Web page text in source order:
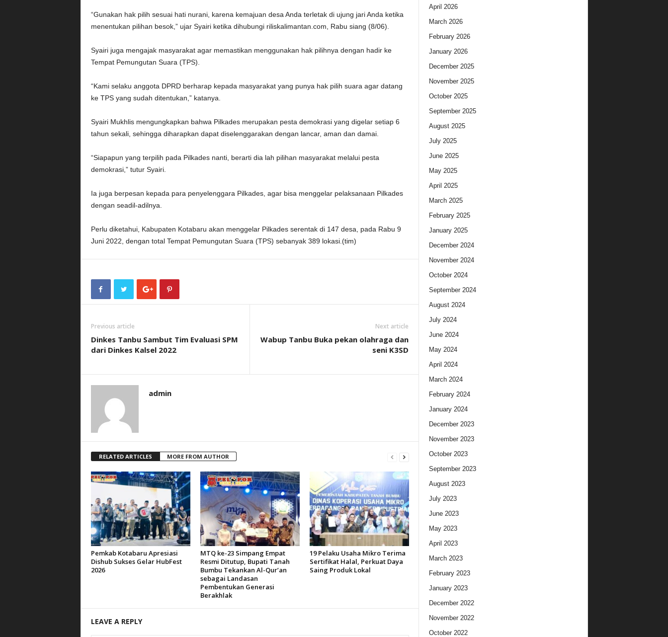
“Gunakan hak pilih sesuai hati nurani, karena kemajuan desa Anda terletak di ujung jari Anda ketika
menentukan pilihan besok,” ujar Syairi ketika dihubungi riliskalimantan.com, Rabu siang (8/06).
Syairi juga mengajak masyarakat agar memastikan menggunakan hak pilihnya dengan hadir ke
Tempat Pemungutan Suara (TPS).
“Kami selaku anggota DPRD berharap kepada masyarakat yang punya hak pilih suara agar datang
ke TPS yang sudah ditentukan,” katanya.
Syairi Mukhlis mengungkapkan bahwa Pilkades merupakan pesta demokrasi yang digelar setiap 6
tahun sekali, sehingga diharapkan dapat diselenggarakan dengan lancar, aman dan damai.
“Siapapun yang terpilih pada Pilkades nanti, berarti dia lah pilihan masyarakat melalui pesta
demokrasi,” tutur Syairi.
Ia juga berpesan kepada para penyelenggara Pilkades, agar bisa menggelar pelaksanaan Pilkades
dengan seadil-adilnya.
Perlu diketahui, Kabupaten Kotabaru akan menggelar Pilkades serentak di 147 desa, pada Rabu 9
Juni 2022, dengan total Tempat Pemungutan Suara (TPS) sebanyak 389 lokasi.(tim)
Previous article
Dinkes Tanbu Sambut Tim Evaluasi SPM
dari Dinkes Kalsel 2022
Next article
Wabup Tanbu Buka pekan olahraga dan
seni K3SD
admin
RELATED ARTICLES MORE FROM AUTHOR
Pemkab Kotabaru Apresiasi
Dishub Sukses Gelar HubFest
2026
MTQ ke-23 Simpang Empat
Resmi Ditutup, Bupati Tanah
Bumbu Tekankan Al-Qur’an
sebagai Landasan
Pembentukan Generasi
Berakhlak
19 Pelaku Usaha Mikro Terima
Sertifikat Halal, Perkuat Daya
Saing Produk Lokal
LEAVE A REPLY
April 2026
March 2026
February 2026
January 2026
December 2025
November 2025
October 2025
September 2025
August 2025
July 2025
June 2025
May 2025
April 2025
March 2025
February 2025
January 2025
December 2024
November 2024
October 2024
September 2024
August 2024
July 2024
June 2024
May 2024
April 2024
March 2024
February 2024
January 2024
December 2023
November 2023
October 2023
September 2023
August 2023
July 2023
June 2023
May 2023
April 2023
March 2023
February 2023
January 2023
December 2022
November 2022
October 2022